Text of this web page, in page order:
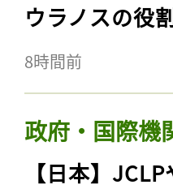
ウラノスの役
8時間前
政府・国際機
【日本】